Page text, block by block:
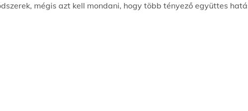
mégis azt kell mondani, hogy több tényező együttes